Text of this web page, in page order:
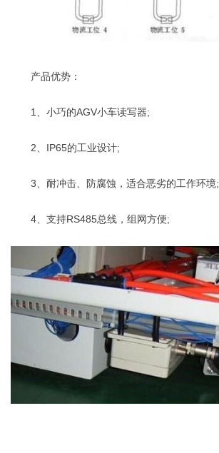
产品优势：
1、小巧的AGV小车读写器;
2、IP65的工业设计;
3、耐冲击、防腐蚀，适合恶劣的工作环境;
4、支持RS485总线，组网方便;